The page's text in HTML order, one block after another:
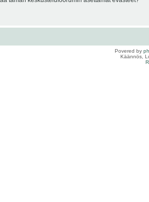
Povered by
Käännös,